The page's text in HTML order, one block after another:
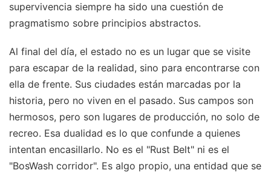
supervivencia siempre ha sido una cuestión de
pragmatismo sobre principios abstractos.
Al final del día, el estado no es un lugar que se visite
para escapar de la realidad, sino para encontrarse con
ella de frente. Sus ciudades están marcadas por la
historia, pero no viven en el pasado. Sus campos son
hermosos, pero son lugares de producción, no solo de
recreo. Esa dualidad es lo que confunde a quienes
intentan encasillarlo. No es el "Rust Belt" ni es el
"BosWash corridor". Es algo propio, una entidad que se